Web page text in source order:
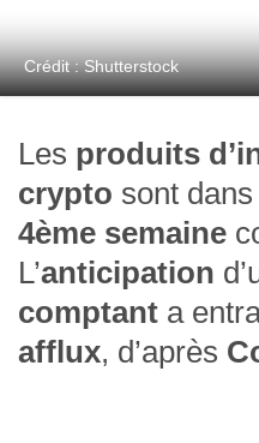
Crédit : Shutterstock
Les produits
crypto sont
4ème semaine
L’anticipation
comptant a
afflux, d’après